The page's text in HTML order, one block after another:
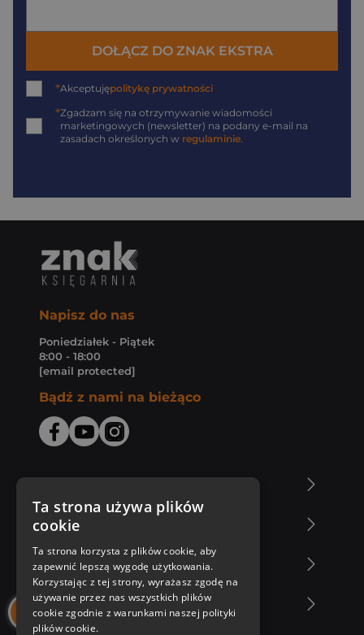
DOŁĄCZ DO ZNAK EKSTRA
*Akceptujępolitykę prywatności
*Zgadzam się na otrzymywanie wiadomości
marketingowych (newsletter) na podany e-mail na
zasadach określonych w regulaminie
Napisz do nas
Poniedziałek - Piątek
8:00 - 18:00
[email protected]
Bądź z nami na bieżąco
Zakupy u nas
Nasza oferta
Nasi autorzy
Ta strona używa plików
cookie
Ta strona korzysta z plików cookie, aby
zapewnić lepszą wygodę użytkowania.
Korzystając z tej strony, wyrażasz zgodę na
używanie przez nas wszystkich plików
cookie zgodnie z warunkami naszej polityki
plików cookie.